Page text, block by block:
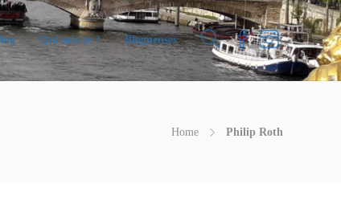
Qui suis-je ? Blogueuses
Home Philip Roth